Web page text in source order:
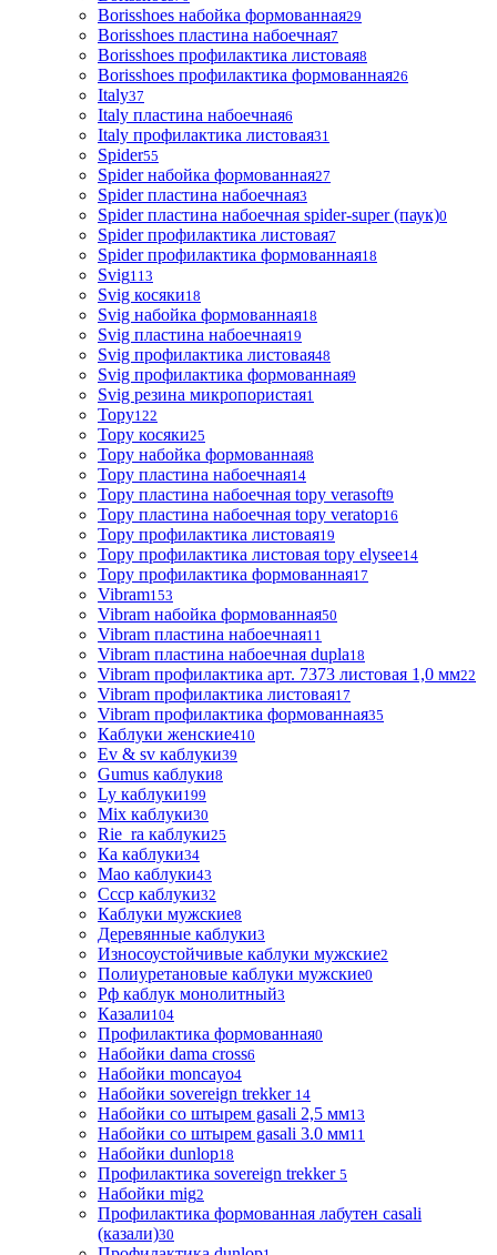
Borisshoes набойка формованная29
Borisshoes пластина набоечная7
Borisshoes профилактика листовая8
Borisshoes профилактика формованная26
Italy37
Italy пластина набоечная6
Italy профилактика листовая31
Spider55
Spider набойка формованная27
Spider пластина набоечная3
Spider пластина набоечная spider-super (паук)0
Spider профилактика листовая7
Spider профилактика формованная18
Svig113
Svig косяки18
Svig набойка формованная18
Svig пластина набоечная19
Svig профилактика листовая48
Svig профилактика формованная9
Svig резина микропористая1
Topy122
Topy косяки25
Topy набойка формованная8
Topy пластина набоечная14
Topy пластина набоечная topy verasoft9
Topy пластина набоечная topy veratop16
Topy профилактика листовая19
Topy профилактика листовая topy elysee14
Topy профилактика формованная17
Vibram153
Vibram набойка формованная50
Vibram пластина набоечная11
Vibram пластина набоечная dupla18
Vibram профилактика арт. 7373 листовая 1,0 мм22
Vibram профилактика листовая17
Vibram профилактика формованная35
Каблуки женские410
Ev & sv каблуки39
Gumus каблуки8
Ly каблуки199
Mix каблуки30
Rie_ra каблуки25
Ка каблуки34
Мао каблуки43
Ссср каблуки32
Каблуки мужские8
Деревянные каблуки3
Износоустойчивые каблуки мужские2
Полиуретановые каблуки мужские0
Рф каблук монолитный3
Казали104
Профилактика формованная0
Набойки dama cross6
Набойки moncayo4
Набойки sovereign trekker 14
Набойки со штырем gasali 2,5 мм13
Набойки со штырем gasali 3.0 мм11
Набойки dunlop18
Профилактика sovereign trekker 5
Набойки mig2
Профилактика формованная лабутен casali
(казали)30